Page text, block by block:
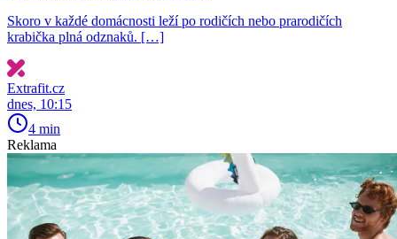
Skoro v každé domácnosti leží po rodičích nebo prarodičích
krabička plná odznaků. […]
Extrafit.cz
dnes, 10:15
4 min
Reklama